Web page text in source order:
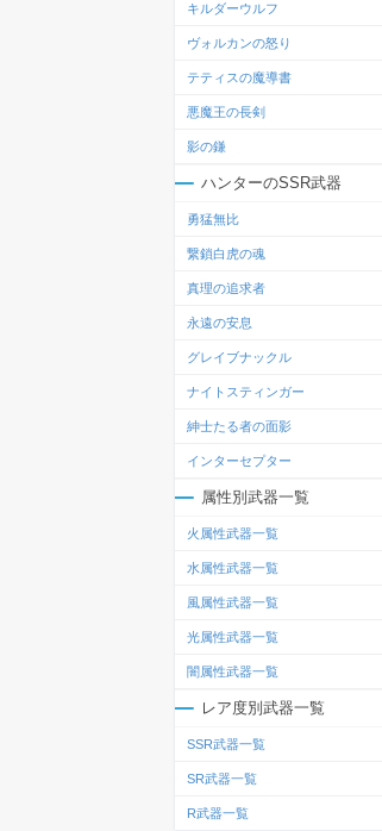
キルダーウルフ
ヴォルカンの怒り
テティスの魔導書
悪魔王の長剣
影の鎌
ハンターのSSR武器
勇猛無比
繋鎖白虎の魂
真理の追求者
永遠の安息
グレイブナックル
ナイトスティンガー
紳士たる者の面影
インターセプター
属性別武器一覧
火属性武器一覧
水属性武器一覧
風属性武器一覧
光属性武器一覧
闇属性武器一覧
レア度別武器一覧
SSR武器一覧
SR武器一覧
R武器一覧